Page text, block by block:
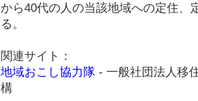
から40代の人の当該地域への定住、
る。
関連サイト：
地域おこし協力隊 - 一般社団法人移
構